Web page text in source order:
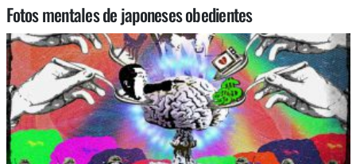
Fotos mentales de japoneses obedientes